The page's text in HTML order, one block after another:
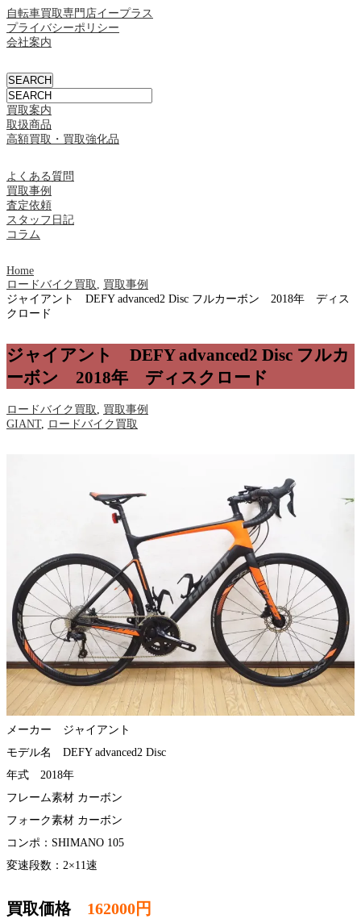
自転車買取専門店イープラス
プライバシーポリシー
会社案内
買取案内
取扱商品
高額買取・買取強化品
よくある質問
買取事例
査定依頼
スタッフ日記
コラム
Home
ロードバイク買取 , 買取事例
ジャイアント DEFY advanced2 Disc フルカーボン 2018年 ディス
クロード
ジャイアント DEFY advanced2 Disc フルカ
ーボン 2018年 ディスクロード
ロードバイク買取 , 買取事例
GIANT, ロードバイク買取
メーカー ジャイアント
モデル名 DEFY advanced2 Disc
年式 2018年
フレーム素材 カーボン
フォーク素材 カーボン
コンポ：SHIMANO 105
変速段数：2×11速
買取価格 162000円